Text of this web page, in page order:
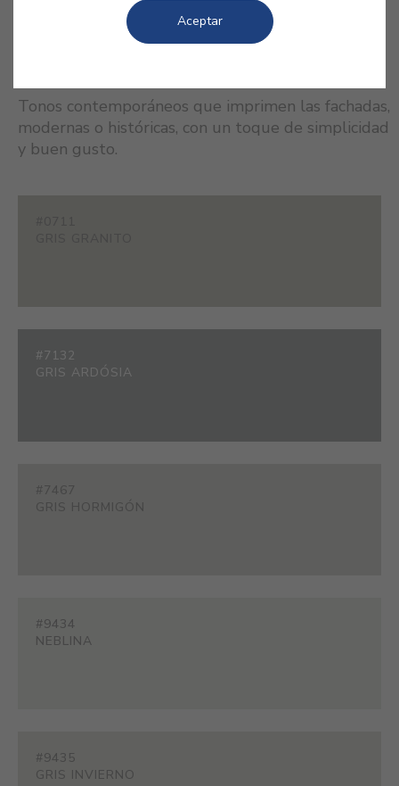
Tonos contemporáneos que imprimen las fachadas,
modernas o históricas, con un toque de simplicidad
y buen gusto.
#7132
GRIS ARDÓSIA
#7467
GRIS HORMIGÓN
#9434
NEBLINA
#9435
GRIS INVIERNO
Aceptar